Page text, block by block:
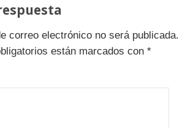
correo electrónico no será publicada.
están marcados con *